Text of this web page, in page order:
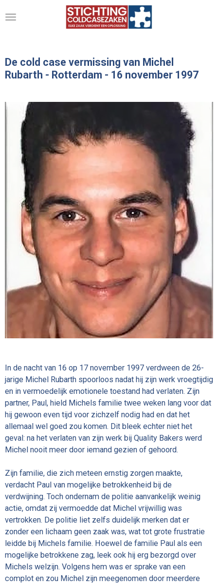
direct
hoofdinhoud
De cold case vermissing van Michel
Rubarth - Rotterdam - 16 november 1997
In de nacht van 16 op 17 november 1997 verdween de 26-
jarige Michel Rubarth spoorloos nadat hij zijn werk vroegtijdig
en in vermoedelijk emotionele toestand had verlaten. Zijn
partner, Paul, hield Michels familie twee weken lang voor dat
hij gewoon even tijd voor zichzelf nodig had en dat het
allemaal wel goed zou komen. Dit bleek echter niet het
geval: na het verlaten van zijn werk bij Quality Bakers werd
Michel nooit meer door iemand gezien of gehoord.
Zijn familie, die zich meteen ernstig zorgen maakte,
verdacht Paul van mogelijke betrokkenheid bij de
verdwijning. Toch ondernam de politie aanvankelijk weinig
actie, omdat zij vermoedde dat Michel vrijwillig was
vertrokken. De politie liet zelfs duidelijk merken dat er
zonder een lichaam geen zaak was, wat tot grote frustratie
leidde bij Michels familie. Hoewel de familie Paul als een
mogelijke betrokkene zag, leek ook hij erg bezorgd over
Michels welzijn. Volgens hem was er sprake van een
complot en zou Michel zijn meegenomen door meerdere